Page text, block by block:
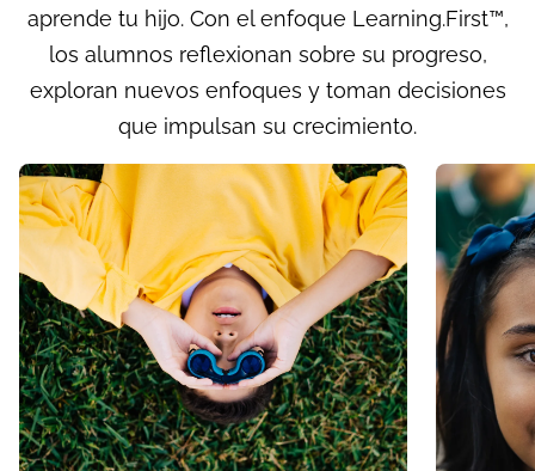
aprende tu hijo. Con el enfoque Learning.First™,
los alumnos reflexionan sobre su progreso,
exploran nuevos enfoques y toman decisiones
que impulsan su crecimiento.